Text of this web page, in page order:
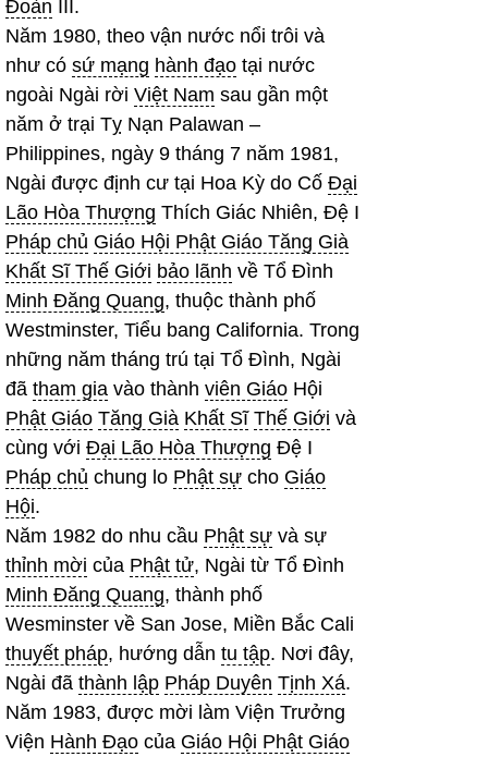
Đoàn III.
Năm 1980, theo vận nước nổi trôi và
như có sứ mạng hành đạo tại nước
ngoài Ngài rời Việt Nam sau gần một
năm ở trại Tỵ Nạn Palawan –
Philippines, ngày 9 tháng 7 năm 1981,
Ngài được định cư tại Hoa Kỳ do Cố Đại
Lão Hòa Thượng Thích Giác Nhiên, Đệ I
Pháp chủ Giáo Hội Phật Giáo Tăng Già
Khất Sĩ Thế Giới bảo lãnh về Tổ Đình
Minh Đăng Quang, thuộc thành phố
Westminster, Tiểu bang California. Trong
những năm tháng trú tại Tổ Đình, Ngài
đã tham gia vào thành viên Giáo Hội
Phật Giáo Tăng Già Khất Sĩ Thế Giới và
cùng với Đại Lão Hòa Thượng Đệ I
Pháp chủ chung lo Phật sự cho Giáo
Hội.
Năm 1982 do nhu cầu Phật sự và sự
thỉnh mời của Phật tử, Ngài từ Tổ Đình
Minh Đăng Quang, thành phố
Wesminster về San Jose, Miền Bắc Cali
thuyết pháp, hướng dẫn tu tập. Nơi đây,
Ngài đã thành lập Pháp Duyên Tịnh Xá.
Năm 1983, được mời làm Viện Trưởng
Viện Hành Đạo của Giáo Hội Phật Giáo